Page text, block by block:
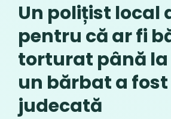
Un polițist local
pentru că ar fi
torturat până
un bărbat a
judecată